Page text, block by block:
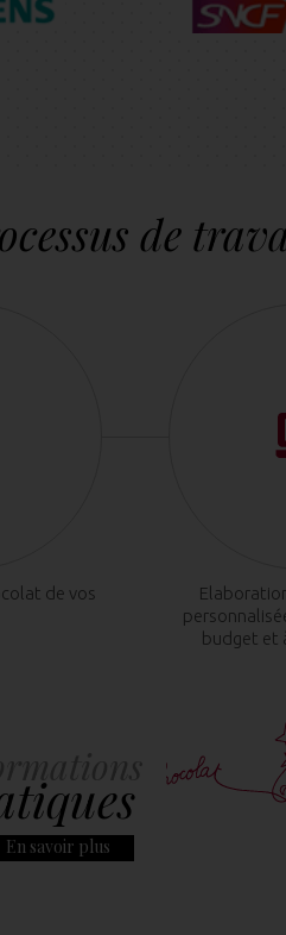
de
de vos
budget et
En savoir plus